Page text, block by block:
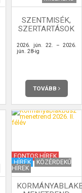
SZENTMISÉK,
SZERTARTÁSOK
2026. jún. 22. – 2026.
jún. 28-ig
TOVÁBB
FONTOS HÍREK
HÍREK
KÖZÉRDEKŰ
HÍREK